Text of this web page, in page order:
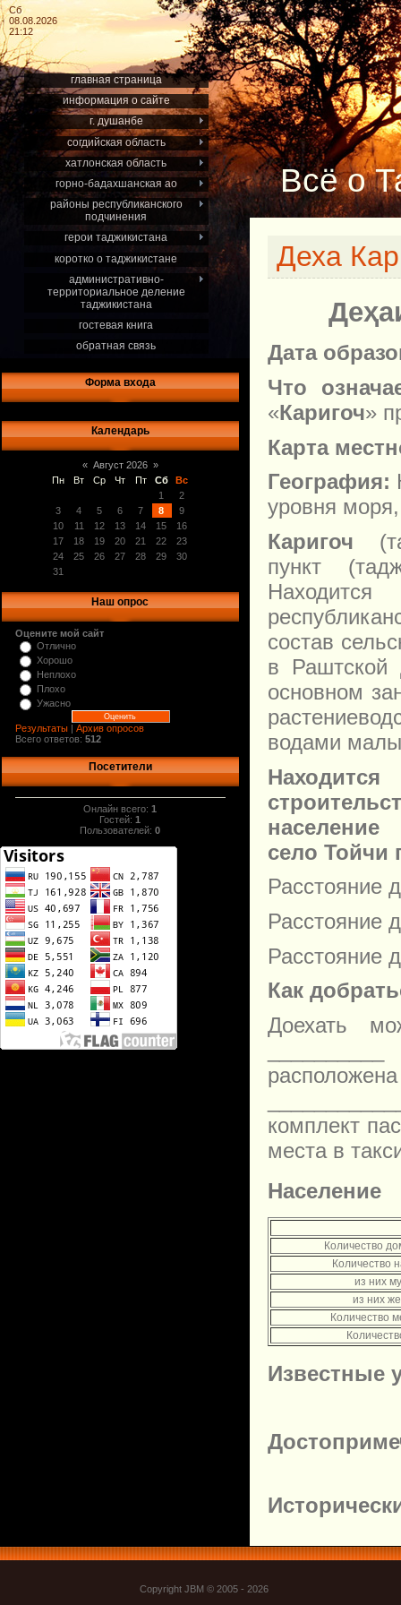
Сб
08.08.2026
21:12
главная страница
информация о сайте
г. душанбе
согдийская область
хатлонская область
горно-бадахшанская ао
районы республиканского
подчинения
герои таджикистана
коротко о таджикистане
административно-
территориальное деление
таджикистана
гостевая книга
обратная связь
Форма входа
Календарь
« Август 2026 »
Пн
Вт Ср Чт Пт Сб
Вс
1
2
3
4 5 6 7 8
9
10
11 12 13 14 15
16
17
18 19 20 21 22
23
24
25 26 27 28 29
30
31
Наш опрос
Оцените мой сайт
Отлично
Хорошо
Неплохо
Плохо
Ужасно
Результаты | Архив опросов
Всего ответов: 512
Посетители
Онлайн всего:1
Гостей:1
Пользователей:0
Всё о
Деха
Дата
Что
«Каригоч»
Карта
География:
уровня
Каригоч
пункт
состав
в Раштской
основном
водами
село Тойчи
Расстояние
Расстояние
Расстояние
Как
Доехать
комплект
места в
Население
Количество
Количество
из них
из них
Количество
Известные
Copyright JBM © 2005 - 2026